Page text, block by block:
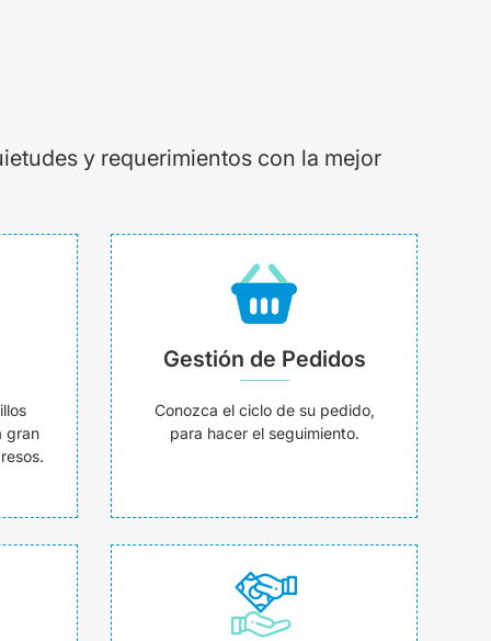
y requerimientos con la mejor
gran
Gestión de Pedidos
Conozca el ciclo de su pedido,
para hacer el seguimiento.